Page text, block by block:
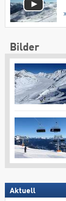
Bilder
Aktuell